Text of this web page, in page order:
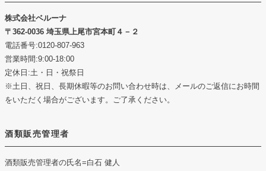
株式会社ベルーナ
362-0036 埼玉県上尾市宮本町４－２
電話番号:0120-807-963
営業時間:9:00-18:00
定休日:土・日・祝祭日
※土日、祝日、長期休暇等のお問い合わせ時は、メールのご返信にお時間
をいただく場合がございます。ご了承ください。
酒類販売管理者
酒類販売管理者の氏名=白石 健人